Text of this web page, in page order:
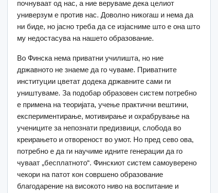
почнуваат од нас, а ние веруваме дека целиот
универзум е против нас. Доволно никогаш и нема да
ни биде, но јасно треба да се изјасниме што е она што
му недостасува на нашето образование.
Во Финска нема приватни училишта, но ние
државното не знаеме да го чуваме. Приватните
институции цветат додека државните сами ги
уништуваме. За подобар образовен систем потребно
е примена на теоријата, учење практични вештини,
експериментирање, мотивирање и охрабрување на
учениците за непознати предизвици, слобода во
креирањето и отвореност во умот. Но пред сево ова,
потребно е да ги научиме идните генерации да го
чуваат „бесплатното“. Финскиот систем самоуверено
чекори на патот кон совршено образование
благодарение на високото ниво на воспитание и